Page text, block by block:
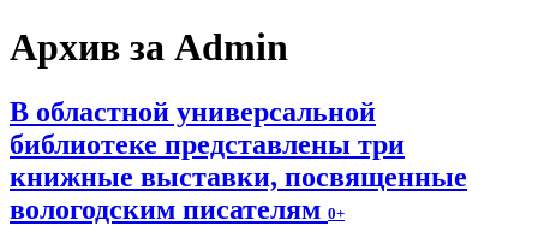
Архив за Admin
В областной универсальной
библиотеке представлены три
книжные выставки, посвященные
вологодским писателям 0+